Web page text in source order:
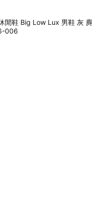
閒鞋 Big Low Lux 男鞋 灰
006